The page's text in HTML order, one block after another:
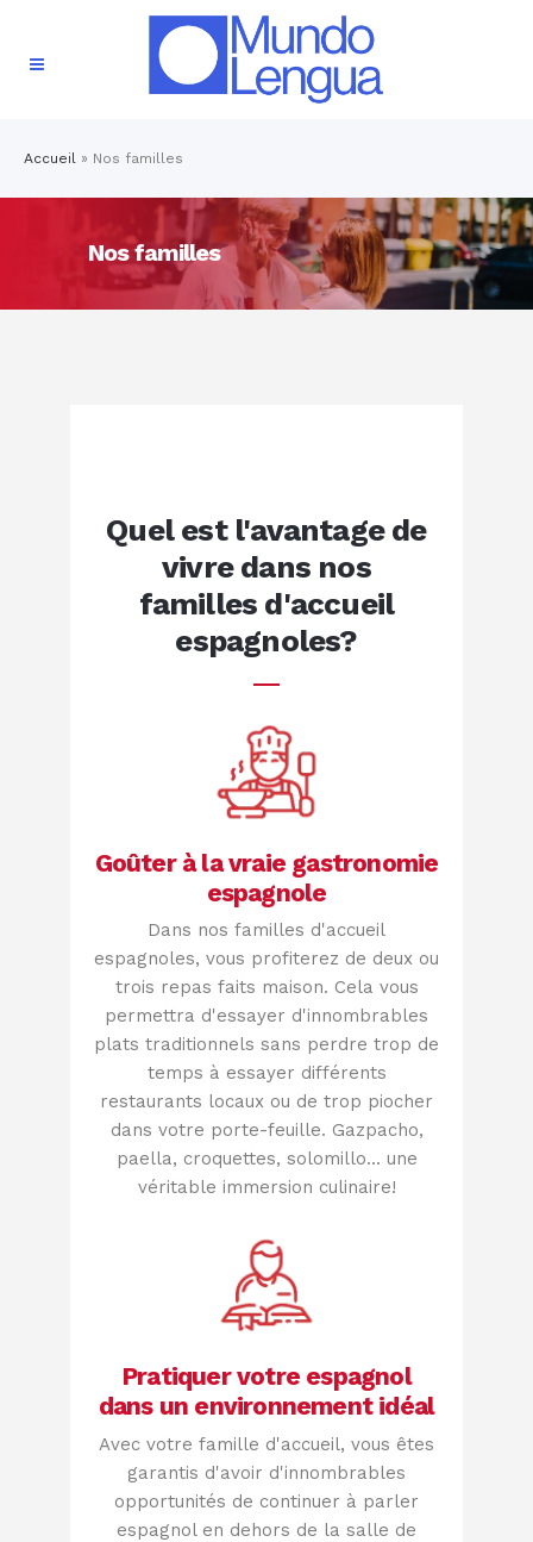
Accueil » Nos familles
Nos familles
Quel est l'avantage de
vivre dans nos
familles d'accueil
espagnoles?
Goûter à la vraie gastronomie
espagnole
Dans nos familles d'accueil
espagnoles, vous profiterez de deux ou
trois repas faits maison. Cela vous
permettra d'essayer d'innombrables
plats traditionnels sans perdre trop de
temps à essayer différents
restaurants locaux ou de trop piocher
dans votre porte-feuille. Gazpacho,
paella, croquettes, solomillo... une
véritable immersion culinaire!
Pratiquer votre espagnol
dans un environnement idéal
Avec votre famille d'accueil, vous êtes
garantis d'avoir d'innombrables
opportunités de continuer à parler
espagnol en dehors de la salle de